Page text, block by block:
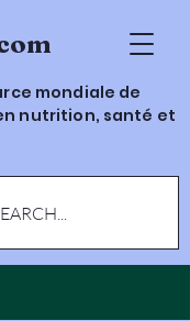
mondiale de
nutrition, santé et